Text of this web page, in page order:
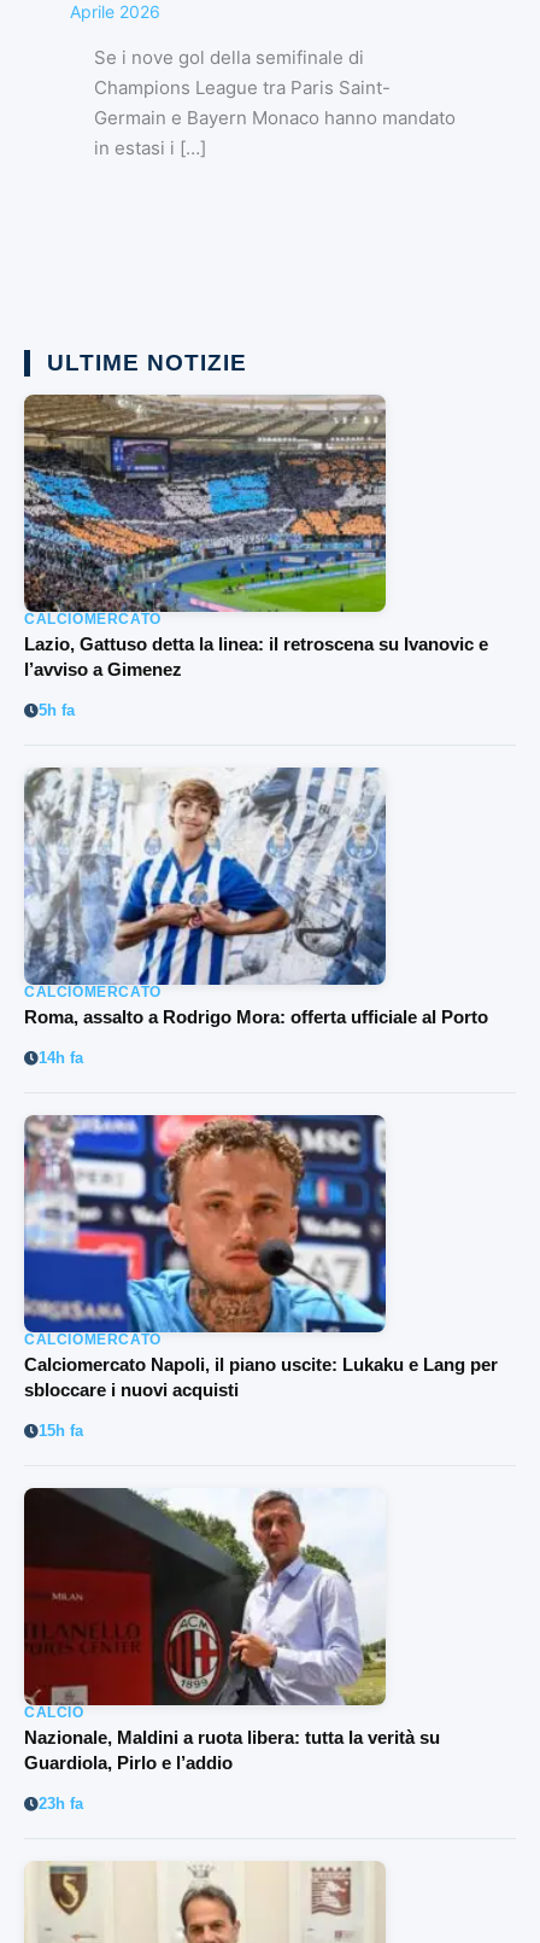
Aprile 2026
Se i nove gol della semifinale di
Champions League tra Paris Saint-
Germain e Bayern Monaco hanno mandato
in estasi i […]
ULTIME NOTIZIE
CALCIOMERCATO
Lazio, Gattuso detta la linea: il retroscena su Ivanovic e
l’avviso a Gimenez
5h fa
CALCIOMERCATO
Roma, assalto a Rodrigo Mora: offerta ufficiale al Porto
14h fa
CALCIOMERCATO
Calciomercato Napoli, il piano uscite: Lukaku e Lang per
sbloccare i nuovi acquisti
15h fa
CALCIO
Nazionale, Maldini a ruota libera: tutta la verità su
Guardiola, Pirlo e l’addio
23h fa